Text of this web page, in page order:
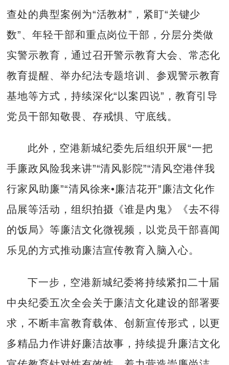
查处的典型案例为“活教材”，紧盯“关键少
数”、年轻干部和重点岗位干部，分层分类做
实警示教育，通过召开警示教育大会、常态化
教育提醒、举办纪法专题培训、参观警示教育
基地等方式，持续深化“以案四说”，教育引导
党员干部知敬畏、存戒惧、守底线。
此外，空港新城纪委先后组织开展“一把
手廉政风险我来讲”“清风影院”“清风空港伴我
行家风助廉”“清风徐来•廉洁花开”廉洁文化作
品展等活动，组织拍摄《谁是内鬼》《去不得
的饭局》等廉洁文化微视频，以党员干部喜闻
乐见的方式推动廉洁宣传教育入脑入心。
下一步，空港新城纪委将持续紧扣二十届
中央纪委五次全会关于廉洁文化建设的部署要
求，不断丰富教育载体、创新宣传形式，以更
多精品力作讲好廉洁故事，持续提升廉洁文化